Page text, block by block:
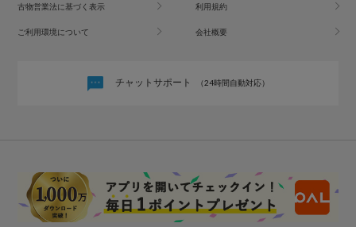
古物営業法に基づく表示 利用規約
ご利用環境について 会社概要
チャットサポート （24時間自動対応）